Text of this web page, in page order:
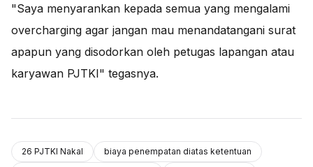
"Saya menyarankan kepada semua yang mengalami
overcharging agar jangan mau menandatangani surat
apapun yang disodorkan oleh petugas lapangan atau
karyawan PJTKI" tegasnya.
26 PJTKI Nakal
biaya penempatan diatas ketentuan